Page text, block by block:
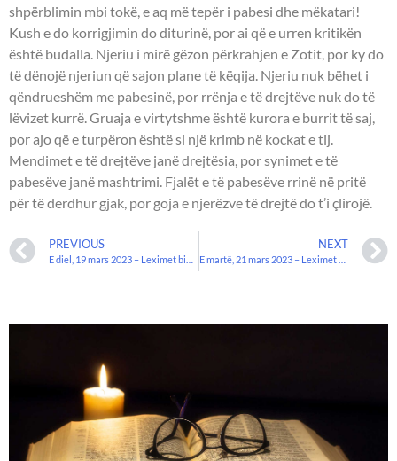
shpërblimin mbi tokë, e aq më tepër i pabesi dhe mëkatari!
Kush e do korrigjimin do diturinë, por ai që e urren kritikën
është budalla. Njeriu i mirë gëzon përkrahjen e Zotit, por ky do
të dënojë njeriun që sajon plane të këqija. Njeriu nuk bëhet i
qëndrueshëm me pabesinë, por rrënja e të drejtëve nuk do të
lëvizet kurrë. Gruaja e virtytshme është kurora e burrit të saj,
por ajo që e turpëron është si një krimb në kockat e tij.
Mendimet e të drejtëve janë drejtësia, por synimet e të
pabesëve janë mashtrimi. Fjalët e të pabesëve rrinë në pritë
për të derdhur gjak, por goja e njerëzve të drejtë do t’i çlirojë.
PREVIOUS NEXT